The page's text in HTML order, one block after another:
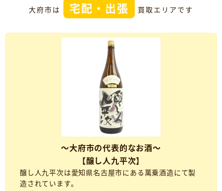
大府市は 宅配・出張 買取エリアです
～大府市の代表的なお酒～
【醸し人九平次】
醸し人九平次は愛知県名古屋市にある萬乗酒造にて製
造されています。